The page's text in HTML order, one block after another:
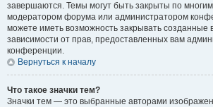
завершаются. Темы могут быть закрыты по
модератором форума или администратором
можете иметь возможность закрывать созданные
зависимости от прав, предоставленных вам
конференции.
Вернуться к началу
Что такое значки тем?
Значки тем — это выбранные авторами